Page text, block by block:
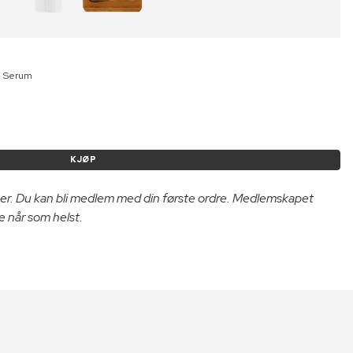
Serum
KJØP
Du kan bli medlem med din første ordre. Medlemskapet
når som helst.